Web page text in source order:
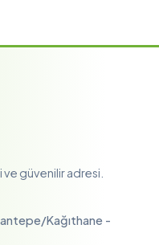
güvenilir adresi.
Kağıthane -